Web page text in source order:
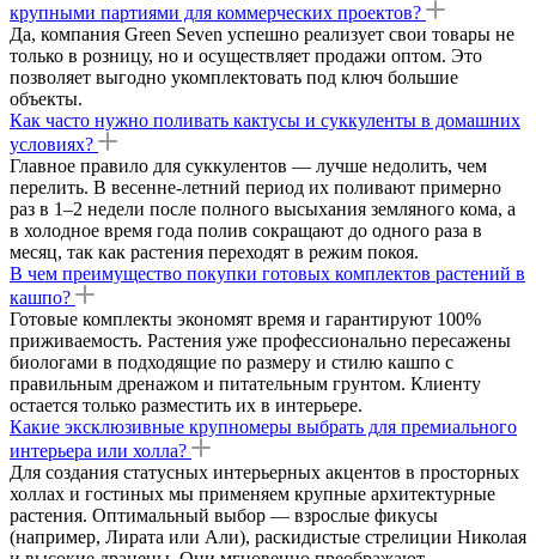
крупными партиями для коммерческих проектов?
Да, компания Green Seven успешно реализует свои товары не
только в розницу, но и осуществляет продажи оптом. Это
позволяет выгодно укомплектовать под ключ большие
объекты.
Как часто нужно поливать кактусы и суккуленты в домашних
условиях?
Главное правило для суккулентов — лучше недолить, чем
перелить. В весенне-летний период их поливают примерно
раз в 1–2 недели после полного высыхания земляного кома, а
в холодное время года полив сокращают до одного раза в
месяц, так как растения переходят в режим покоя.
В чем преимущество покупки готовых комплектов растений в
кашпо?
Готовые комплекты экономят время и гарантируют 100%
приживаемость. Растения уже профессионально пересажены
биологами в подходящие по размеру и стилю кашпо с
правильным дренажом и питательным грунтом. Клиенту
остается только разместить их в интерьере.
Какие эксклюзивные крупномеры выбрать для премиального
интерьера или холла?
Для создания статусных интерьерных акцентов в просторных
холлах и гостиных мы применяем крупные архитектурные
растения. Оптимальный выбор — взрослые фикусы
(например, Лирата или Али), раскидистые стрелиции Николая